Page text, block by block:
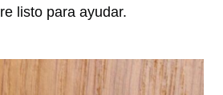
listo para ayudar.